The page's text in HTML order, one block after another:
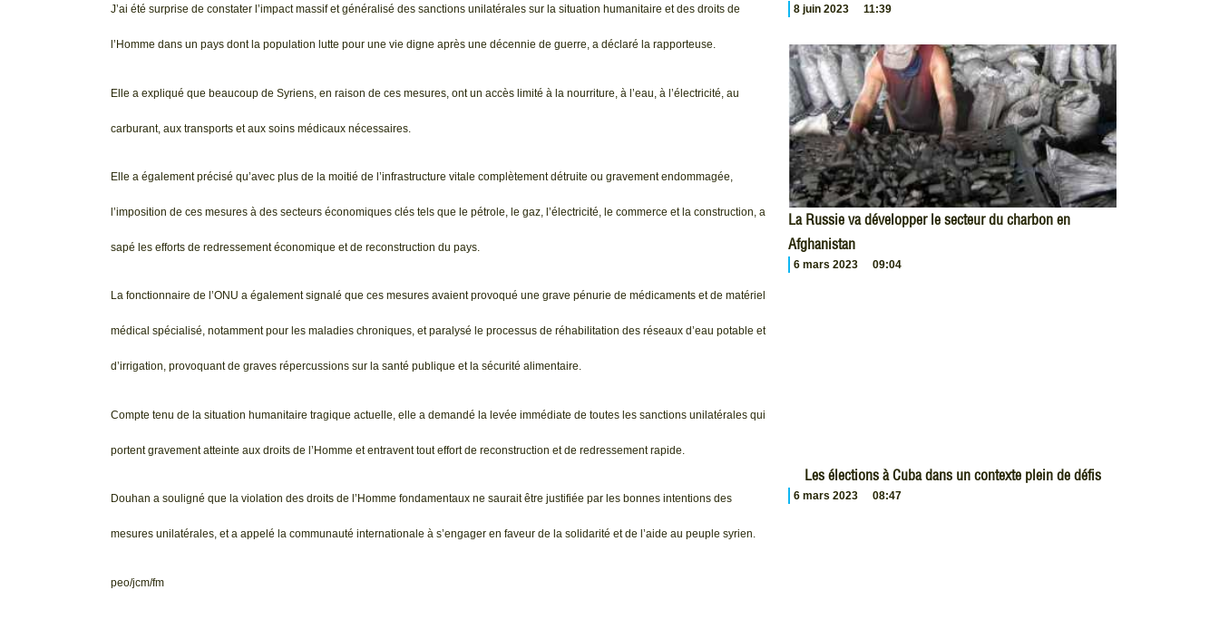
J’ai été surprise de constater l’impact massif et généralisé des sanctions unilatérales sur la situation humanitaire et des droits de
l’Homme dans un pays dont la population lutte pour une vie digne après une décennie de guerre, a déclaré la rapporteuse.
Elle a expliqué que beaucoup de Syriens, en raison de ces mesures, ont un accès limité à la nourriture, à l’eau, à l’électricité, au
carburant, aux transports et aux soins médicaux nécessaires.
Elle a également précisé qu’avec plus de la moitié de l’infrastructure vitale complètement détruite ou gravement endommagée,
l’imposition de ces mesures à des secteurs économiques clés tels que le pétrole, le gaz, l’électricité, le commerce et la construction, a
sapé les efforts de redressement économique et de reconstruction du pays.
La fonctionnaire de l’ONU a également signalé que ces mesures avaient provoqué une grave pénurie de médicaments et de matériel
médical spécialisé, notamment pour les maladies chroniques, et paralysé le processus de réhabilitation des réseaux d’eau potable et
d’irrigation, provoquant de graves répercussions sur la santé publique et la sécurité alimentaire.
Compte tenu de la situation humanitaire tragique actuelle, elle a demandé la levée immédiate de toutes les sanctions unilatérales qui
portent gravement atteinte aux droits de l’Homme et entravent tout effort de reconstruction et de redressement rapide.
Douhan a souligné que la violation des droits de l’Homme fondamentaux ne saurait être justifiée par les bonnes intentions des
mesures unilatérales, et a appelé la communauté internationale à s’engager en faveur de la solidarité et de l’aide au peuple syrien.
peo/jcm/fm
8 juin 2023 11:39
La Russie va développer le secteur du charbon en
Afghanistan
6 mars 2023 09:04
Les élections à Cuba dans un contexte plein de défis
6 mars 2023 08:47